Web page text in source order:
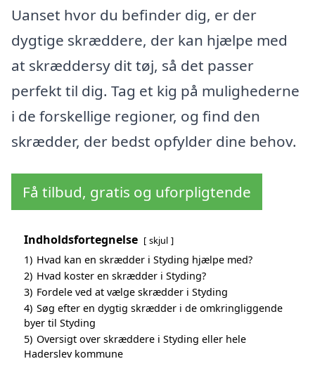
Uanset hvor du befinder dig, er der
dygtige skræddere, der kan hjælpe med
at skræddersy dit tøj, så det passer
perfekt til dig. Tag et kig på mulighederne
i de forskellige regioner, og find den
skrædder, der bedst opfylder dine behov.
Få tilbud, gratis og uforpligtende
Indholdsfortegnelse skjul
1) Hvad kan en skrædder i Styding hjælpe med?
2) Hvad koster en skrædder i Styding?
3) Fordele ved at vælge skrædder i Styding
4) Søg efter en dygtig skrædder i de omkringliggende
byer til Styding
5) Oversigt over skræddere i Styding eller hele
Haderslev kommune